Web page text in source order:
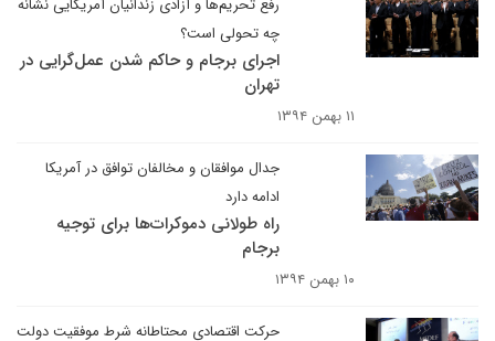
رفع تحریم‌ها و آزادی زندانیان آمریکایی نشانه
چه تحولی است؟
اجرای برجام و حاکم شدن عمل‌گرایی در
تهران
۱۱ بهمن ۱۳۹۴
جدال موافقان و مخالفان توافق در آمریکا
ادامه دارد
راه طولانی دموکرات‌ها برای توجیه
برجام
۱۰ بهمن ۱۳۹۴
حرکت اقتصادی محتاطانه شرط موفقیت دولت